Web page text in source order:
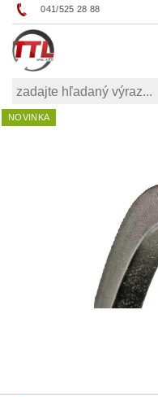
041/525 28 88
NOVINKA